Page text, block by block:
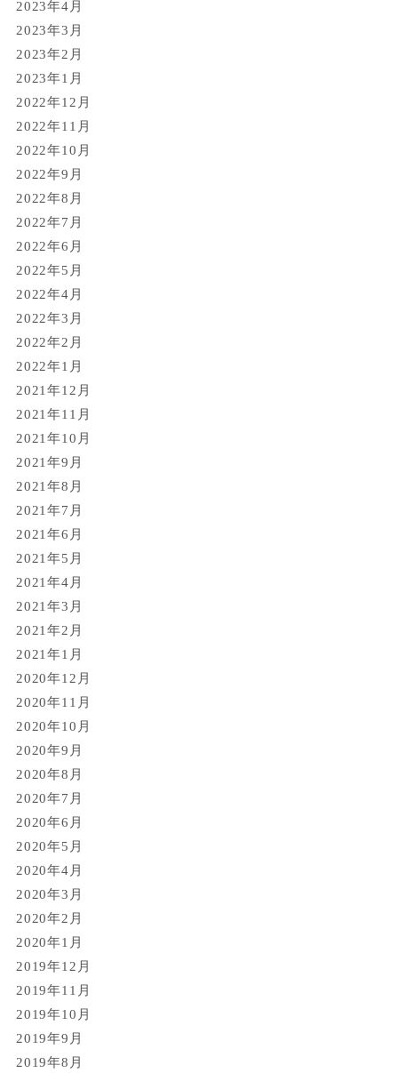
2023年4月
2023年3月
2023年2月
2023年1月
2022年12月
2022年11月
2022年10月
2022年9月
2022年8月
2022年7月
2022年6月
2022年5月
2022年4月
2022年3月
2022年2月
2022年1月
2021年12月
2021年11月
2021年10月
2021年9月
2021年8月
2021年7月
2021年6月
2021年5月
2021年4月
2021年3月
2021年2月
2021年1月
2020年12月
2020年11月
2020年10月
2020年9月
2020年8月
2020年7月
2020年6月
2020年5月
2020年4月
2020年3月
2020年2月
2020年1月
2019年12月
2019年11月
2019年10月
2019年9月
2019年8月